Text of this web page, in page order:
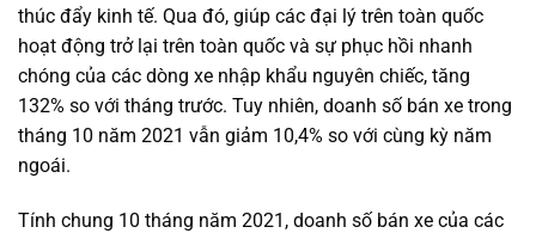
thúc đẩy kinh tế. Qua đó, giúp các đại lý trên toàn quốc
hoạt động trở lại trên toàn quốc và sự phục hồi nhanh
chóng của các dòng xe nhập khẩu nguyên chiếc, tăng
132% so với tháng trước. Tuy nhiên, doanh số bán xe trong
tháng 10 năm 2021 vẫn giảm 10,4% so với cùng kỳ năm
ngoái.
Tính chung 10 tháng năm 2021, doanh số bán xe của các